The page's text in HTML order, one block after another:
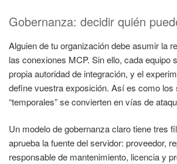
Gobernanza: decidir quién
Alguien de tu organización debe asumir la
las conexiones MCP. Sin ello, cada equipo
propia autoridad de integración, y el
define vuestra exposición. Así es como los
“temporales” se convierten en vías de
Un modelo de gobernanza claro tiene tres
aprueba la fuente del servidor: proveedor,
responsable de mantenimiento, licencia y